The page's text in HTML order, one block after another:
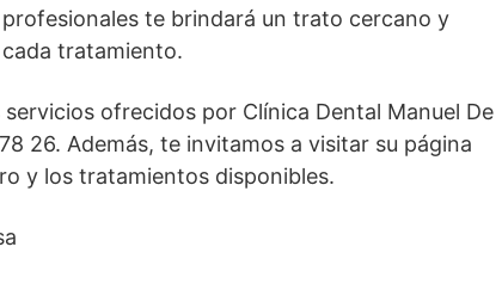
te brindará un trato cercano y
tratamiento.
ofrecidos por Clínica Dental Manuel De
26. Además, te invitamos a visitar su página
y los tratamientos disponibles.